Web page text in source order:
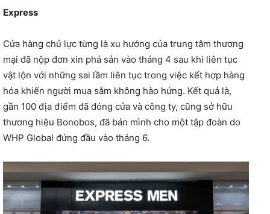
Express
Cửa hàng chủ lực từng là xu hướng của trung tâm thương
mại đã nộp đơn xin phá sản vào tháng 4 sau khi liên tục
vật lộn với những sai lầm liên tục trong việc kết hợp hàng
hóa khiến người mua sắm không hào hứng. Kết quả là,
gần 100 địa điểm đã đóng cửa và công ty, cũng sở hữu
thương hiệu Bonobos, đã bán mình cho một tập đoàn do
WHP Global đứng đầu vào tháng 6.